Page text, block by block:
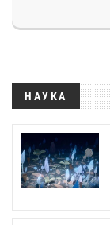
НАУКА